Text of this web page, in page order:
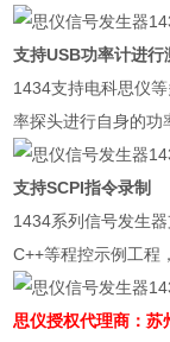
支持USB功率计进
1434支持电科思仪
率探头进行自身的功
支持SCPI指令录制
1434系列信号发生
C++等程控示例工程
思仪授权代理商：苏